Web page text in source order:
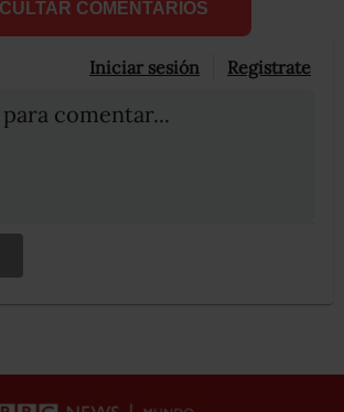
COMENTARIOS
Iniciar sesión Registrate
comentar...